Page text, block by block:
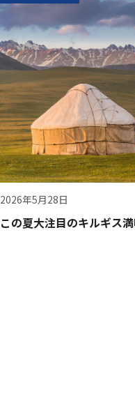
2026年5月28日
この夏大注目のキルギス